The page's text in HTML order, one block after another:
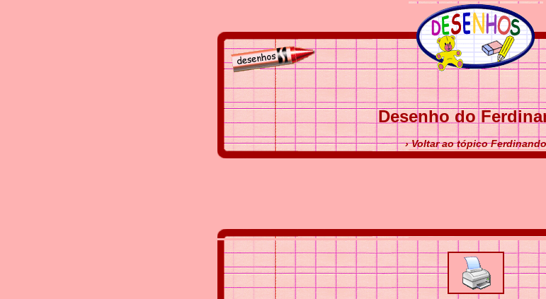
Desenho do
› Voltar ao tópico Ferdinando